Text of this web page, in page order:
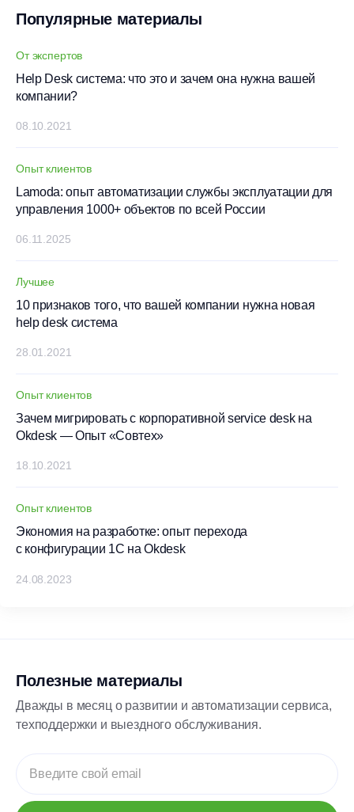
Популярные материалы
От экспертов
Help Desk система: что это и зачем она нужна вашей
компании?
08.10.2021
Опыт клиентов
Lamoda: опыт автоматизации службы эксплуатации для
управления 1000+ объектов по всей России
06.11.2025
Лучшее
10 признаков того, что вашей компании нужна новая
help desk система
28.01.2021
Опыт клиентов
Зачем мигрировать с корпоративной service desk на
Okdesk — Опыт «Совтех»
18.10.2021
Опыт клиентов
Экономия на разработке: опыт перехода
с конфигурации 1С на Okdesk
24.08.2023
Полезные материалы
Дважды в месяц о развитии и автоматизации сервиса,
техподдержки и выездного обслуживания.